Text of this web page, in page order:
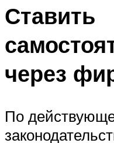
Ставить
через
По